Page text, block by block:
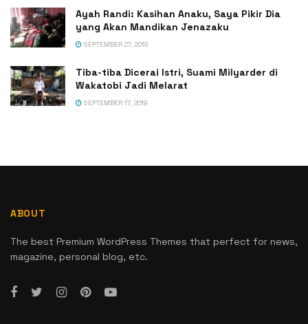
Ayah Randi: Kasihan Anaku, Saya Pikir Dia
yang Akan Mandikan Jenazaku
SEPTEMBER 27, 2019
Tiba-tiba Dicerai Istri, Suami Milyarder di
Wakatobi Jadi Melarat
SEPTEMBER 17, 2019
ABOUT
The best Premium WordPress Themes that perfect for news,
magazine, personal blog, etc.